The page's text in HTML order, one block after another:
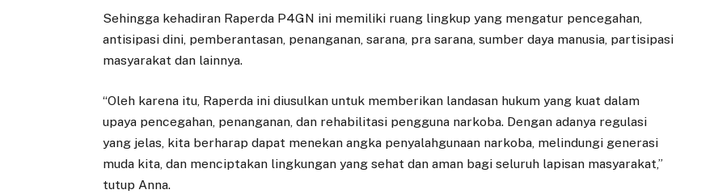
Sehingga kehadiran Raperda P4GN ini memiliki ruang lingkup yang mengatur pencegahan,
antisipasi dini, pemberantasan, penanganan, sarana, pra sarana, sumber daya manusia, partisipasi
masyarakat dan lainnya.
“Oleh karena itu, Raperda ini diusulkan untuk memberikan landasan hukum yang kuat dalam
upaya pencegahan, penanganan, dan rehabilitasi pengguna narkoba. Dengan adanya regulasi
yang jelas, kita berharap dapat menekan angka penyalahgunaan narkoba, melindungi generasi
muda kita, dan menciptakan lingkungan yang sehat dan aman bagi seluruh lapisan masyarakat,”
tutup Anna.